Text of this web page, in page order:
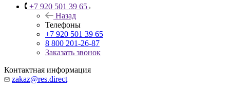
+7 920 501 39 65
Назад
Телефоны
+7 920 501 39 65
8 800 201-26-87
Заказать звонок
Контактная информация
zakaz@res.direct